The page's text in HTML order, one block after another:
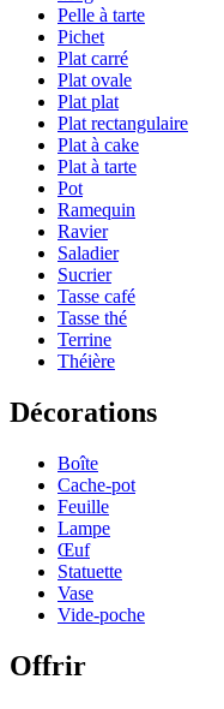
Pelle à tarte
Pichet
Plat carré
Plat ovale
Plat plat
Plat rectangulaire
Plat à cake
Plat à tarte
Pot
Ramequin
Ravier
Saladier
Sucrier
Tasse café
Tasse thé
Terrine
Théière
Décorations
Boîte
Cache-pot
Feuille
Lampe
Œuf
Statuette
Vase
Vide-poche
Offrir